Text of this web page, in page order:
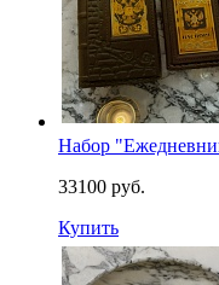
Набор
33100 руб.
Купить